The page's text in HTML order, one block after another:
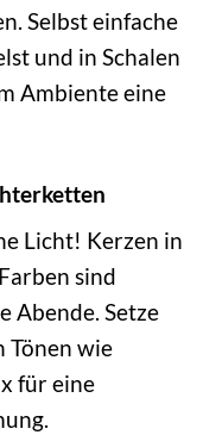
Selbst einfache
und in Schalen
Ambiente eine
Licht! Kerzen in
sind
Abende. Setze
Tönen wie
für eine